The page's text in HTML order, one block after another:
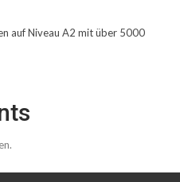
auf Niveau A2 mit über 5000